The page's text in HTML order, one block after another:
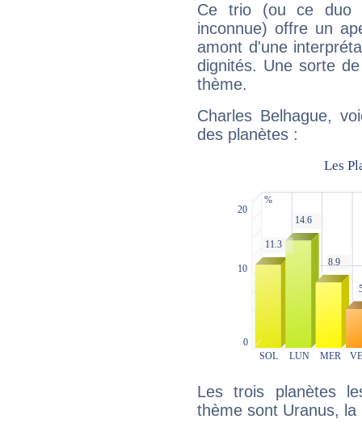
Ce trio (ou ce duo
inconnue) offre un
amont d'une
dignités. Une sorte
thème.
Charles Belhague,
des planètes :
Les trois planètes
thème sont Uranus, la